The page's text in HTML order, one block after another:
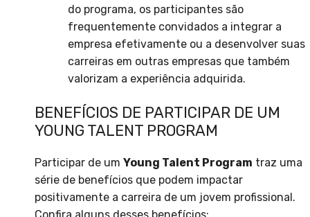
do programa, os participantes são
frequentemente convidados a integrar a
empresa efetivamente ou a desenvolver suas
carreiras em outras empresas que também
valorizam a experiência adquirida.
BENEFÍCIOS DE PARTICIPAR DE UM
YOUNG TALENT PROGRAM
Participar de um Young Talent Program traz uma
série de benefícios que podem impactar
positivamente a carreira de um jovem profissional.